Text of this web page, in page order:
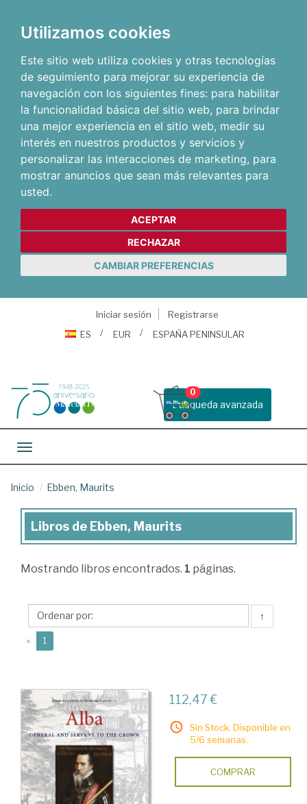
Utilizamos cookies
Este sitio web utiliza cookies y otras tecnologías
de seguimiento para mejorar su experiencia de
navegación con los siguientes fines: para habilitar
la funcionalidad básica del sitio web, para brindar
una mejor experiencia en el sitio web, medir su
interés en nuestros productos y servicios y
personalizar las interacciones de marketing, para
mostrar anuncios que sean más relevantes para
usted.
ACEPTAR
RECHAZAR
CAMBIAR PREFERENCIAS
Iniciar sesión
Registrarse
ES
EUR ESPAÑA PENINSULAR
Busqueda avanzada
0
Toggle navigation
Inicio Ebben, Maurits
Libros
Ebben,
Libros de Ebben, Maurits
Mostrando libros encontrados. 1 páginas.
↑
« 1
112,47 €
Sin Stock. Disponible en
5/6 semanas.
COMPRAR